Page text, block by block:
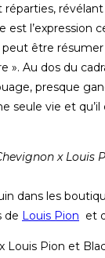
est l’expression
être résumer
». Au dos du
presque
seule vie et
x Louis
dans les
de Louis Pion et
Louis Pion et